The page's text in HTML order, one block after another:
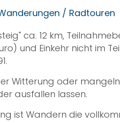
/ Radtouren
ca. 12 km,
und Einkehr nicht im
Witterung oder
ausfallen lassen.
ist Wandern die